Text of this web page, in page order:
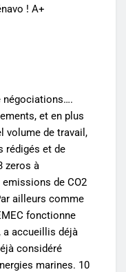
! A+
négociations….
et en plus
volume de travail,
rédigés et de
zeros à
emissions de CO2
ailleurs comme
fonctionne
a accueillis déjà
considéré
marines. 10